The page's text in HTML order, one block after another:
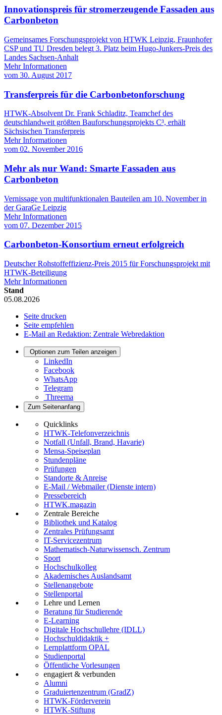
Innovationspreis für stromerzeugende Fassaden aus
Carbonbeton
Gemeinsames Forschungsprojekt von HTWK Leipzig, Fraunhofer
CSP und TU Dresden belegt 3. Platz beim Hugo-Junkers-Preis des
Landes Sachsen-Anhalt
Mehr Informationen
vom 30. August 2017
Transferpreis für die Carbonbetonforschung
HTWK-Absolvent Dr. Frank Schladitz, Teamchef des
deutschlandweit größten Bauforschungsprojekts C³, erhält
Sächsischen Transferpreis
Mehr Informationen
vom 02. November 2016
Mehr als nur Wand: Smarte Fassaden aus
Carbonbeton
Vernissage von multifunktionalen Bauteilen am 10. November in
der GaraGe Leipzig
Mehr Informationen
vom 07. Dezember 2015
Carbonbeton-Konsortium erneut erfolgreich
Deutscher Rohstoffeffizienz-Preis 2015 für Forschungsprojekt mit
HTWK-Beteiligung
Mehr Informationen
Stand
05.08.2026
Seite drucken
Seite empfehlen
E-Mail an Redaktion: Zentrale Webredaktion
Optionen zum Teilen anzeigen
LinkedIn
Facebook
WhatsApp
Telegram
Threema
Zum Seitenanfang
Quicklinks
HTWK-Telefonverzeichnis
Notfall (Unfall, Brand, Havarie)
Mensa-Speiseplan
Stundenpläne
Prüfungen
Standorte & Anreise
E-Mail / Webmailer (Dienste intern)
Pressebereich
HTWK.magazin
Zentrale Bereiche
Bibliothek und Katalog
Zentrales Prüfungsamt
IT-Servicezentrum
Mathematisch-Naturwissensch. Zentrum
Sport
Hochschulkolleg
Akademisches Auslandsamt
Stellenangebote
Stellenportal
Lehre und Lernen
Beratung für Studierende
E-Learning
Digitale Hochschullehre (IDLL)
Hochschuldidaktik +
Lernplattform OPAL
Studienportal
Öffentliche Vorlesungen
engagiert & verbunden
Alumni
Graduiertenzentrum (GradZ)
HTWK-Förderverein
HTWK-Stiftung